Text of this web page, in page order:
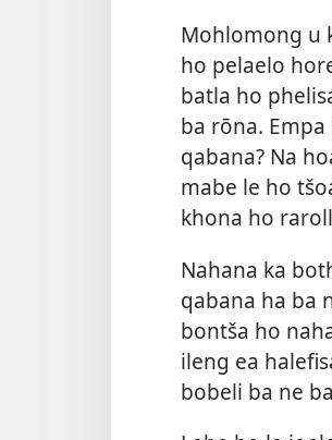
Mohlomong u
ho pelaelo
batla ho
ba rōna.
qabana? Na
mabe le ho
khona ho
Nahana ka
qabana ha ba
bontša ho
ileng ea
bobeli ba ne